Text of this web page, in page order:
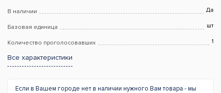
В наличии Да
Базовая единица шт
Количество проголосовавших 1
Все характеристики
Если в Вашем городе нет в наличии нужного Вам товара - мы